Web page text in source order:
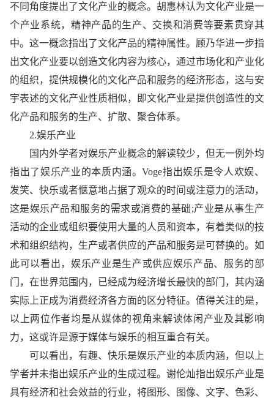
不同角度提出了文化产业的概念。胡惠林认为文化产业是一
个产业系统， 精神产品的生产、交换和消费等要素贯穿其
中。这一概念指出了文化产品的精神属性。顾乃华进一步指
出文化产业要以创造文化内容为核心，通过市场化和产业化
的组织，提供规模化的文化产品和服务的经济形态，这与安
宇表述的文化产业性质相似，即文化产业是提供创造性的文
化产品和服务的生产、扩散、聚合体系。
2.娱乐产业
国内外学者对娱乐产业概念的解读较少，但无一例外均
指出了娱乐产业的本质内涵。Voge指出娱乐是令人欢娱、
发笑、快乐或者惬意地占据了观众的时间或注意力的活动，
这是娱乐产品和服务的需求或消费的基础;产业是从事生产
活动的企业或组织要使用大量的人员和资本，有着类似的技
术和组织结构，生产或者供应的产品和服务是可替换的。如
此可以看出，娱乐产业是生产或供应娱乐产品、服务的部
门，在世界范围内，已经成为经济增长最快的部门，其内涵
实际上正成为消费经济各方面的区分特征。值得关注的是，
以上两位作者均是从媒体的视角来解读体闲产业及其影响
力，这或许是源于媒体与娱乐的相互重合有关。
可以看出，有趣、快乐是娱乐产业的本质内涵，但以上
学者并未指出娱乐产业的生成过程。谢伦灿指出娱乐产业是
具有经济和社会效益的行业，将图形、图像、文字、色彩、